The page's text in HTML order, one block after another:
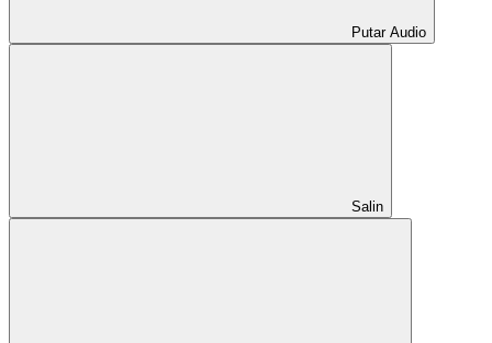
Putar Audio
Salin